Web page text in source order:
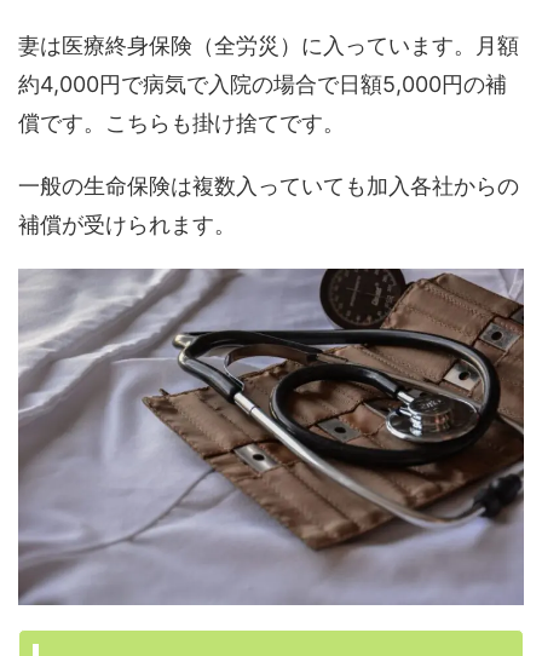
妻は医療終身保険（全労災）に入っています。月額
約4,000円で病気で入院の場合で日額5,000円の補
償です。こちらも掛け捨てです。
一般の生命保険は複数入っていても加入各社からの
補償が受けられます。